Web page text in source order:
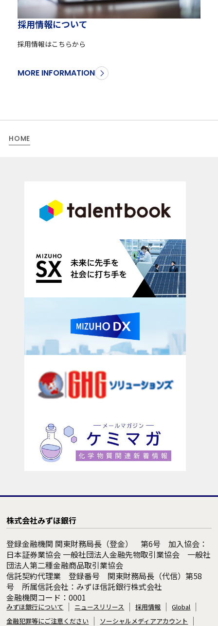
採用情報について
採用情報はこちらから
MORE INFORMATION
HOME
株式会社みずほ銀行
登録金融機関 関東財務局長（登金） 第6号 加入協会：
日本証券業協会 一般社団法人金融先物取引業協会 一般社
団法人第二種金融商品取引業協会
信託契約代理業 登録番号 関東財務局長（代信）第58
号 所属信託会社：みずほ信託銀行株式会社
金融機関コード：0001
みずほ銀行について ニュースリリース 採用情報
Global
金融犯罪等にご注意ください
ソーシャルメディアアカウント